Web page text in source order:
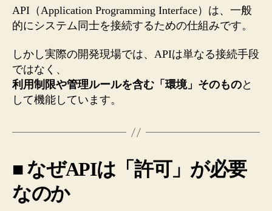
API（Application Programming Interface）は、一般
的にシステム同士を接続するための仕組みです。
しかし実際の開発現場では、APIは単なる接続手段
ではなく、
利用制限や管理ルールを含む「環境」そのものと
して機能しています。
■ なぜAPIは「許可」が必要
なのか